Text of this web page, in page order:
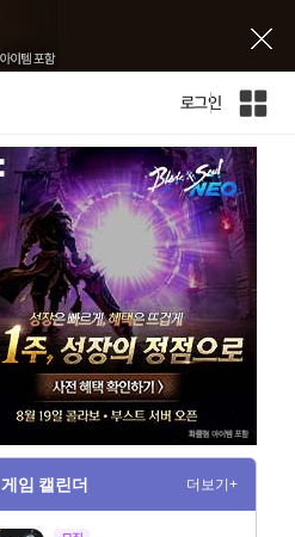
로그인
인
전
체
사
게임 캘린더 더보기+